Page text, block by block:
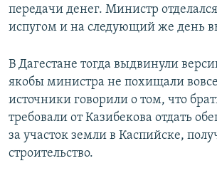
передачи денег. Министр
испугом и на следующий же день
В Дагестане тогда выдвинули
якобы министра не похищали
источники говорили о том, что
требовали от Казибекова отдать
за участок земли в Каспийске,
строительство.